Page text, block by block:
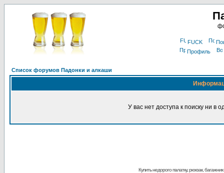
FUCK
Профиль
Список форумов Падонки и алкаши
У вас нет доступа к поиску ни в
Купить недорого палатку, рюкзак, багажник